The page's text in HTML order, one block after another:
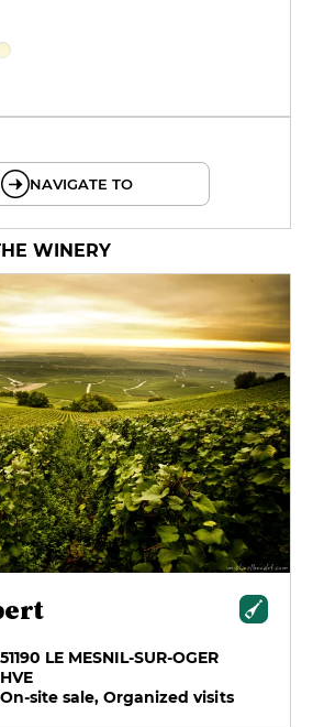
NAVIGATE TO
WINERY
51190 LE MESNIL-SUR-OGER
HVE
On-site sale, Organized visits